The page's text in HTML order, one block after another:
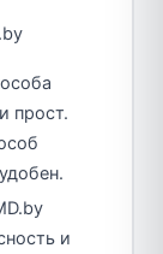
прост.
и